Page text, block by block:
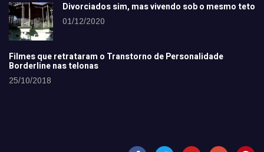
Divorciados sim, mas vivendo sob o mesmo teto
01/12/2020
Filmes que retrataram o Transtorno de Personalidade
Borderline nas telonas
25/10/2018